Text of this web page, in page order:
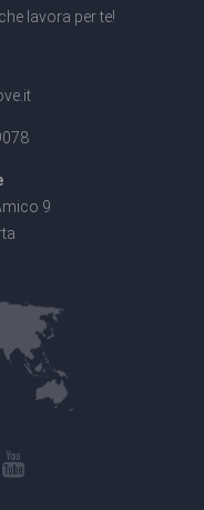
lavora per te!
9